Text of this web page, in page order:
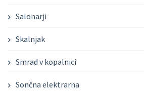
Salonarji
Skalnjak
Smrad v kopalnici
Sončna elektrarna